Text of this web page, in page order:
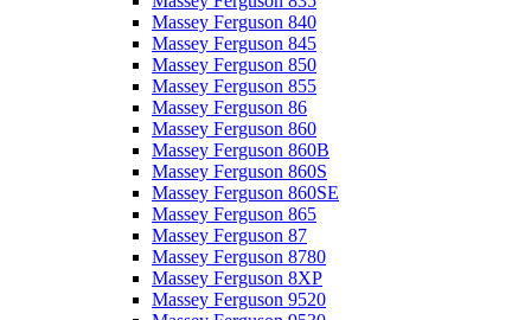
Massey Ferguson 840
Massey Ferguson 845
Massey Ferguson 850
Massey Ferguson 855
Massey Ferguson 86
Massey Ferguson 860
Massey Ferguson 860B
Massey Ferguson 860S
Massey Ferguson 860SE
Massey Ferguson 865
Massey Ferguson 87
Massey Ferguson 8780
Massey Ferguson 8XP
Massey Ferguson 9520